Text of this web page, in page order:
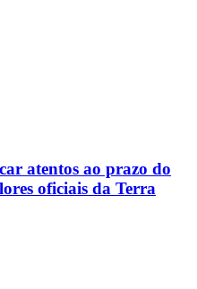
atentos ao prazo do
oficiais da Terra